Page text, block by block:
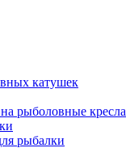
катушек
рыболовные кресла
рыбалки